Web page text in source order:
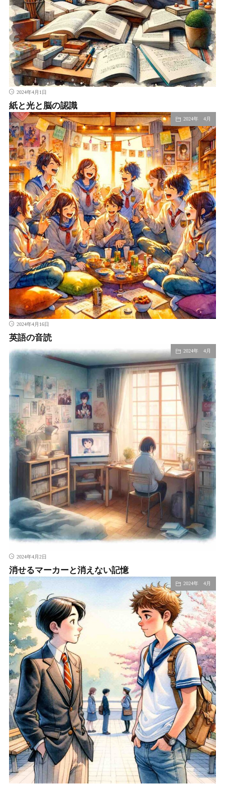
2024年4月1日
紙と光と脳の認識
2024年 4月
2024年4月16日
英語の音読
2024年 4月
2024年4月2日
消せるマーカーと消えない記憶
2024年 4月